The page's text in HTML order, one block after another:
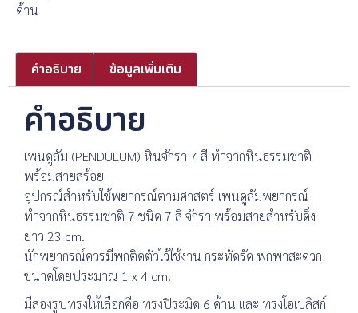
ด้าน
คำอธิบาย ข้อมูลเพิ่มเติม
คำอธิบาย
เพนดูลัม (PENDULUM) หินจักรา 7 สี ทำจากหินธรรมชาติ
พร้อมสายสร้อย
อุปกรณ์สำหรับใช้พยากรณ์ตามศาสตร์ เพนดูลัมพยากรณ์
ทำจากหินธรรมชาติ 7 ชนิด 7 สี จักรา พร้อมสายสำหรับดิ่ง
ยาว 23 cm.
นักพยากรณ์ควรมีพกติดตัวไว้ใช้งาน กระทัดรัด พกพาสะดวก
ขนาดโดยประมาณ 1 x 4 cm.
มีสองรูปทรงให้เลือกคือ ทรงปิระมิด 6 ด้าน และ ทรงโอเบลิสก์